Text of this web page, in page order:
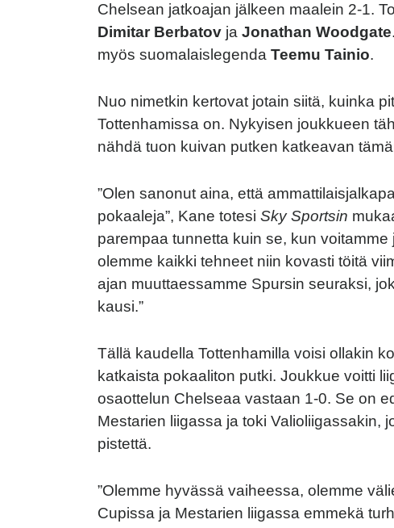
Chelsean jatkoajan jälkeen maalein 2-1.
Dimitar Berbatov ja Jonathan Woodgate
myös suomalaislegenda Teemu Tainio.
Nuo nimetkin kertovat jotain siitä, kuinka
Tottenhamissa on. Nykyisen joukkueen
nähdä tuon kuivan putken katkeavan
”Olen sanonut aina, että
pokaaleja”, Kane totesi Sky Sportsin
parempaa tunnetta kuin se, kun
olemme kaikki tehneet niin kovasti töitä
ajan muuttaessamme Spursin seuraksi,
kausi.”
Tällä kaudella Tottenhamilla voisi ollakin
katkaista pokaaliton putki. Joukkue voitti
osaottelun Chelseaa vastaan 1-0. Se on
Mestarien liigassa ja toki Valioliigassakin,
pistettä.
”Olemme hyvässä vaiheessa, olemme
Cupissa ja Mestarien liigassa emmekä